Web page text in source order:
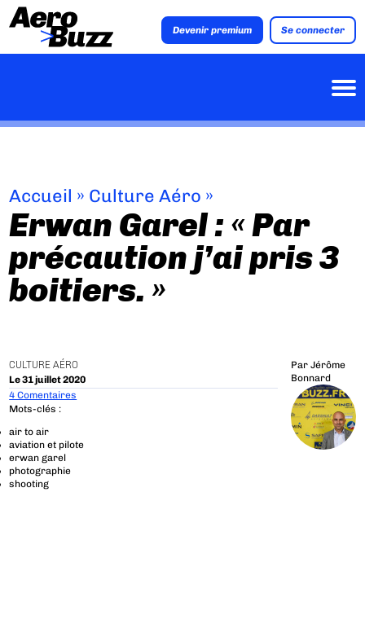
Devenir premium Se connecter
Accueil » Culture Aéro »
Erwan Garel : « Par
précaution j’ai pris 3
boitiers. »
CULTURE AÉRO
Le 31 juillet 2020
Par Jérôme
Bonnard
4 Comentaires
Mots-clés :
air to air
aviation et pilote
erwan garel
photographie
shooting